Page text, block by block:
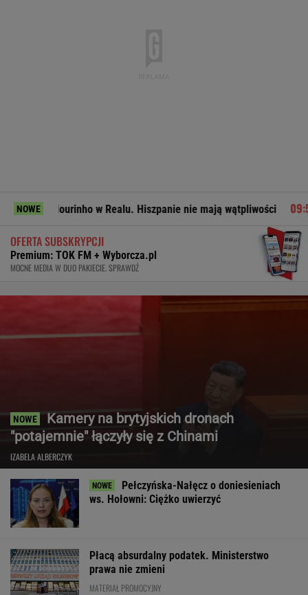
NOWE w Realu. Hiszpanie nie mają wątpliwości Miał
OFERTA SUBSKRYPCJI
Premium: TOK FM + Wyborcza.pl
MOCNE MEDIA W DUO PAKIECIE. SPRAWDŹ
Kamery na brytyjskich dronach
"potajemnie" łączyły się z Chinami
IZABELA ALBERCZYK
Pełczyńska-Nałęcz o doniesieniach
ws. Hołowni: Ciężko uwierzyć
Płacą absurdalny podatek. Ministerstwo
prawa nie zmieni
MATERIAŁ PROMOCYJNY